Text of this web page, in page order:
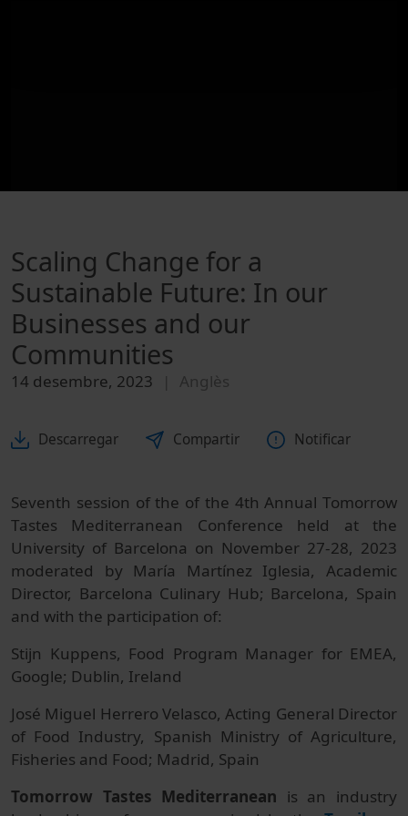
Scaling Change for a
Sustainable Future: In our
Businesses and our
Communities
14 desembre, 2023 Anglès
Descarregar Compartir Notificar
Seventh session of the of the 4th Annual Tomorrow
Tastes Mediterranean Conference held at the
University of Barcelona on November 27-28, 2023
moderated by María Martínez Iglesia, Academic
Director, Barcelona Culinary Hub; Barcelona, Spain
and with the participation of:
Stijn Kuppens, Food Program Manager for EMEA,
Google; Dublin, Ireland
José Miguel Herrero Velasco, Acting General Director
of Food Industry, Spanish Ministry of Agriculture,
Fisheries and Food; Madrid, Spain
Tomorrow Tastes Mediterranean is an industry